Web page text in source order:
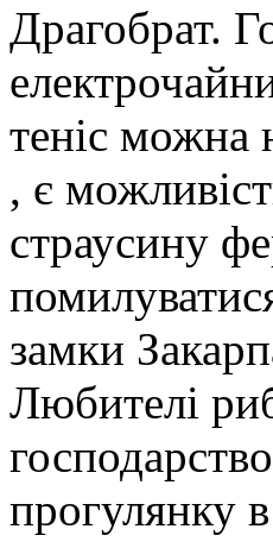
Драгобрат.
теніс можна
, є
страусину
замки
Любителі
прогулянку в